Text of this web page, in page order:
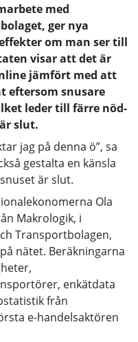
med
ger nya
om man ser till
visar att det är
jämfört med att
eftersom snusare
leder till färre nöd-
slut.
jag på denna ö”, sa
gestalta en känsla
är slut.
Ola
Makrologik, i
Transportbolagen,
nätet. Beräkningarna
enkätdata
från
e-handelsaktören